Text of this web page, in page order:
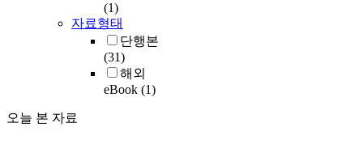
(1)
자료형태
단행본
(31)
해외
eBook (1)
오늘 본 자료